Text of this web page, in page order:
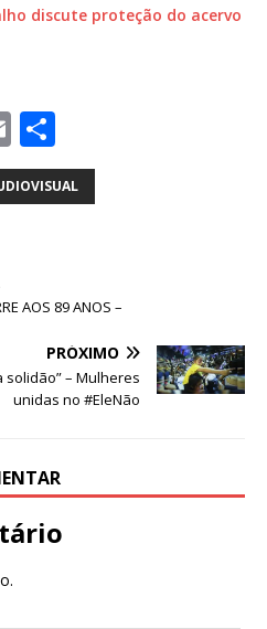
discute proteção do acervo
E
m
ai
h
ar
AOS 89 ANOS –
PRÓXIMO
solidão” – Mulheres
unidas no #EleNão